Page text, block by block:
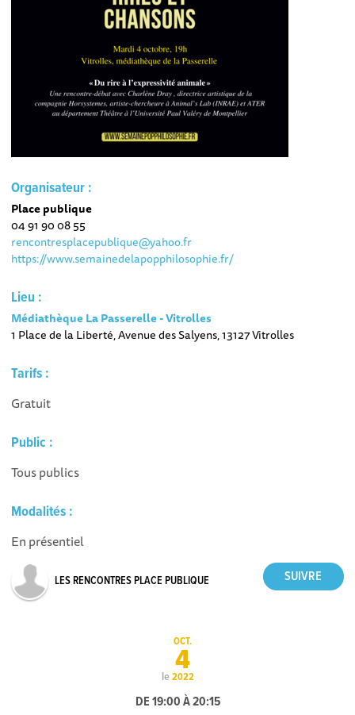
Organisateur :
Place publique
04 91 90 08 55
rencontresplacepublique@yahoo.fr
https://www.semainedelapopphilosophie.fr/
Lieu :
Médiathèque La Passerelle - Vitrolles
1 Place de la Liberté, Avenue des Salyens, 13127 Vitrolles
Tarifs :
Gratuit
Public :
Tous publics
Modalités :
En présentiel
LES RENCONTRES PLACE PUBLIQUE
le
OCT.
4
2022
DE 19:00 À 20:15